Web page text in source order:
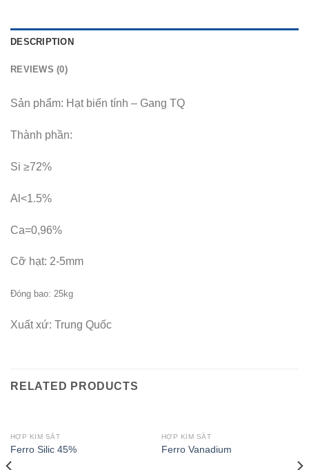
DESCRIPTION
REVIEWS (0)
Sản phẩm: Hạt biến tính – Gang TQ
Thành phần:
Si ≥72%
Al<1.5%
Ca=0,96%
Cỡ hạt: 2-5mm
Đóng bao: 25kg
Xuất xứ: Trung Quốc
RELATED PRODUCTS
HỢP KIM SẮT
Ferro Silic 45%
HỢP KIM SẮT
Ferro Vanadium